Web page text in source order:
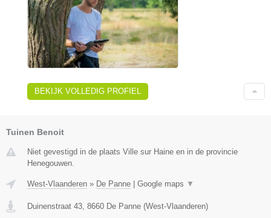
BEKIJK VOLLEDIG PROFIEL
Tuinen Benoit
Niet gevestigd in de plaats Ville sur Haine en in de provincie
Henegouwen.
West-Vlaanderen » De Panne | Google maps ▼
Duinenstraat 43 8660 De Panne (West-Vlaanderen)